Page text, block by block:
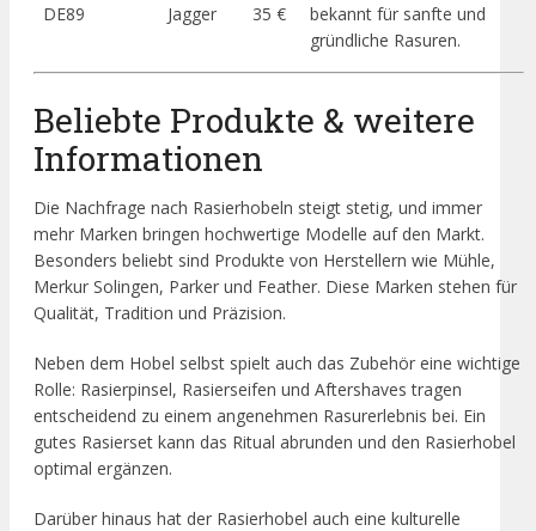
DE89
Jagger
35 €
bekannt für sanfte und
gründliche Rasuren.
Beliebte Produkte & weitere
Informationen
Die Nachfrage nach Rasierhobeln steigt stetig, und immer
mehr Marken bringen hochwertige Modelle auf den Markt.
Besonders beliebt sind Produkte von Herstellern wie Mühle,
Merkur Solingen, Parker und Feather. Diese Marken stehen für
Qualität, Tradition und Präzision.
Neben dem Hobel selbst spielt auch das Zubehör eine wichtige
Rolle: Rasierpinsel, Rasierseifen und Aftershaves tragen
entscheidend zu einem angenehmen Rasurerlebnis bei. Ein
gutes Rasierset kann das Ritual abrunden und den Rasierhobel
optimal ergänzen.
Darüber hinaus hat der Rasierhobel auch eine kulturelle